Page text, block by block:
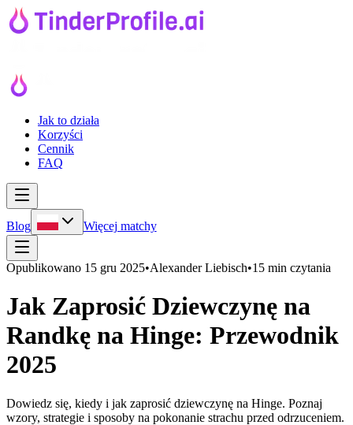
Jak to działa
Korzyści
Cennik
FAQ
Blog Więcej matchy
Opublikowano 15 gru 2025•Alexander Liebisch•15 min czytania
Jak Zaprosić Dziewczynę na
Randkę na Hinge: Przewodnik
2025
Dowiedz się, kiedy i jak zaprosić dziewczynę na Hinge. Poznaj
wzory, strategie i sposoby na pokonanie strachu przed odrzuceniem.